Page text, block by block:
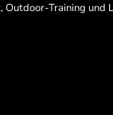
Outdoor-Training und